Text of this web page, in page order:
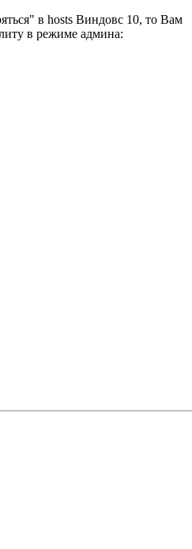
в hosts Виндовс 10, то Вам
в режиме админа: